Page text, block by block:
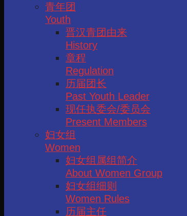
青年团
Youth
晋汉青团由来
History
章程
Regulation
历届团长
Past Youth Leader
现任执委会/委员会
Present Members
妇女组
Women
妇女组属组简介
About Women Group
妇女组细则
Women Rules
历届主任